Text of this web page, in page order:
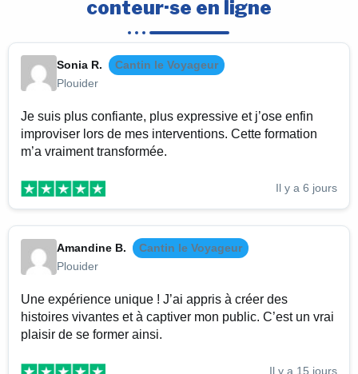
conteur·se en ligne
Sonia R.
Cantin le Voyageur
Plouider
Je suis plus confiante, plus expressive et j’ose enfin
improviser lors de mes interventions. Cette formation
m’a vraiment transformée.
Il y a 6 jours
Amandine B.
Cantin le Voyageur
Plouider
Une expérience unique ! J’ai appris à créer des
histoires vivantes et à captiver mon public. C’est un vrai
plaisir de se former ainsi.
Il y a 15 jours